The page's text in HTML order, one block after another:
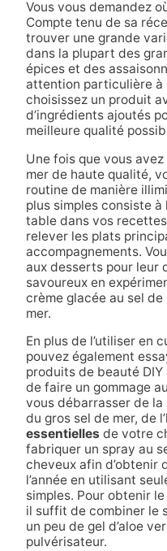
Vous vous demandez
Compte tenu de sa
trouver une grande
dans la plupart des
épices et des
attention particulière à
choisissez un produit
d’ingrédients ajoutés
meilleure qualité
Une fois que vous
mer de haute qualité,
routine de manière
plus simples consiste
table dans vos
relever les plats
accompagnements.
aux desserts pour leur
savoureux en
crème glacée au sel
mer.
En plus de l’utiliser en
pouvez également
produits de beauté
de faire un gommage
vous débarrasser de la
du gros sel de mer, de
essentielles de votre
fabriquer un spray au
cheveux afin d’obtenir
l’année en utilisant
simples. Pour obtenir
il suffit de combiner le
un peu de gel d’aloe
pulvérisateur.